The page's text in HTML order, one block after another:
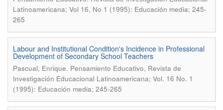
Latinoamericana; Vol 16, No 1 (1995): Educación media; 245-
265
Labour and Institutional Condition's Incidence in Professional
Development of Secondary School Teachers
Pascual, Enrique. Pensamiento Educativo, Revista de
Investigación Educacional Latinoamericana; Vol. 16 No. 1
(1995): Educación media; 245-265